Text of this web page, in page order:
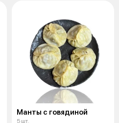
Манты с говядиной
5 шт.